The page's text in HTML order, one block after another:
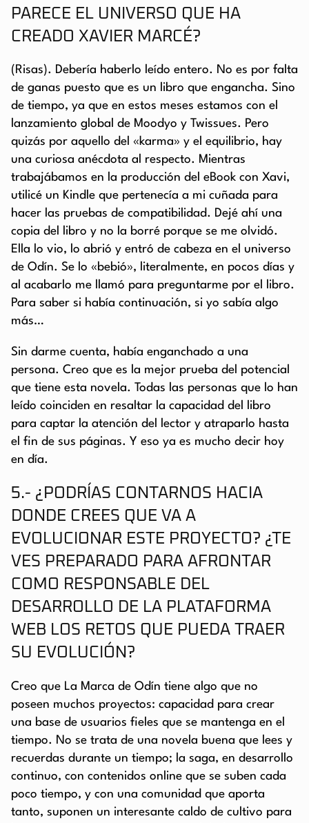
PARECE EL UNIVERSO QUE HA
CREADO XAVIER MARCÉ?
(Risas). Debería haberlo leído entero. No es por falta
de ganas puesto que es un libro que engancha. Sino
de tiempo, ya que en estos meses estamos con el
lanzamiento global de Moodyo y Twissues. Pero
quizás por aquello del «karma» y el equilibrio, hay
una curiosa anécdota al respecto. Mientras
trabajábamos en la producción del eBook con Xavi,
utilicé un Kindle que pertenecía a mi cuñada para
hacer las pruebas de compatibilidad. Dejé ahí una
copia del libro y no la borré porque se me olvidó.
Ella lo vio, lo abrió y entró de cabeza en el universo
de Odín. Se lo «bebió», literalmente, en pocos días y
al acabarlo me llamó para preguntarme por el libro.
Para saber si había continuación, si yo sabía algo
más…
Sin darme cuenta, había enganchado a una
persona. Creo que es la mejor prueba del potencial
que tiene esta novela. Todas las personas que lo han
leído coinciden en resaltar la capacidad del libro
para captar la atención del lector y atraparlo hasta
el fin de sus páginas. Y eso ya es mucho decir hoy
en día.
5.- ¿PODRÍAS CONTARNOS HACIA
DONDE CREES QUE VA A
EVOLUCIONAR ESTE PROYECTO? ¿TE
VES PREPARADO PARA AFRONTAR
COMO RESPONSABLE DEL
DESARROLLO DE LA PLATAFORMA
WEB LOS RETOS QUE PUEDA TRAER
SU EVOLUCIÓN?
Creo que La Marca de Odín tiene algo que no
poseen muchos proyectos: capacidad para crear
una base de usuarios fieles que se mantenga en el
tiempo. No se trata de una novela buena que lees y
recuerdas durante un tiempo; la saga, en desarrollo
continuo, con contenidos online que se suben cada
poco tiempo, y con una comunidad que aporta
tanto, suponen un interesante caldo de cultivo para